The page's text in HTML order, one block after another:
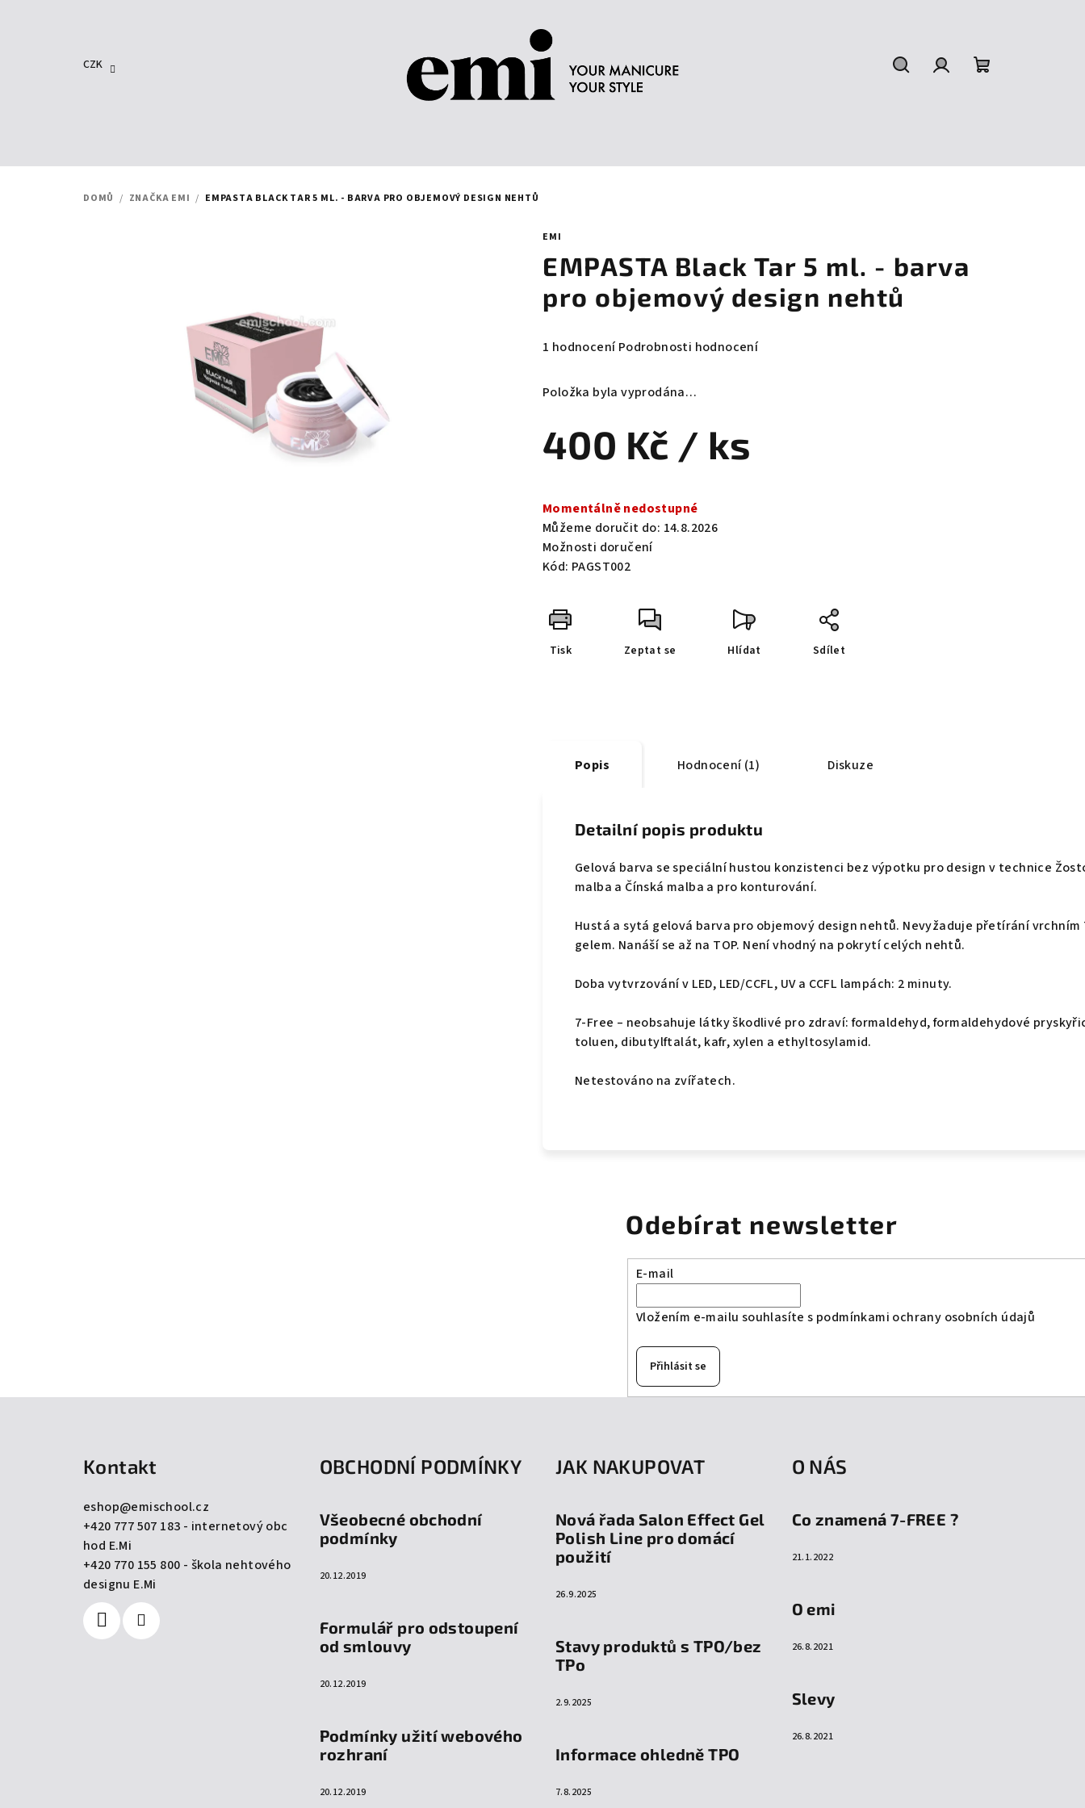
CZK
DOMŮ / ZNAČKA EMI / EMPASTA BLACK TAR 5 ML. - BARVA PRO OBJEMOVÝ DESIGN NEHTŮ
EMI
EMPASTA Black Tar 5 ml. - barva
pro objemový design nehtů
Průměrné
produktu
z
1 hodnocení Podrobnosti hodnocení
Položka byla vyprodána…
400 Kč / ks
cena:
Momentálně nedostupné
Můžeme doručit do: 14.8.2026
Možnosti doručení
Kód: PAGST002
Tisk Zeptat se Hlídat Sdílet
Popis Hodnocení (1) Diskuze
Detailní popis produktu
Gelová barva se speciální hustou konzistenci bez výpotku pro design v technice
malba a Čínská malba a pro konturování.
Hustá a sytá gelová barva pro objemový design nehtů. Nevyžaduje přetírání vrchním
gelem. Nanáší se až na TOP. Není vhodný na pokrytí celých nehtů.
Doba vytvrzování v LED, LED/CCFL, UV a CCFL lampách: 2 minuty.
7-Free – neobsahuje látky škodlivé pro zdraví: formaldehyd, formaldehydové
toluen, dibutylftalát, kafr, xylen a ethyltosylamid.
Netestováno na zvířatech.
Odebírat newsletter
E-mail
Vložením e-mailu souhlasíte s podmínkami ochrany osobních údajů
Přihlásit se
Kontakt
eshop@emischool.cz
+420 777 507 183 - internetový obc
hod E.Mi
+420 770 155 800 - škola nehtového
designu E.Mi
OBCHODNÍ PODMÍNKY
Všeobecné obchodní
podmínky
20.12.2019
Formulář pro odstoupení
od smlouvy
20.12.2019
Podmínky užití webového
rozhraní
20.12.2019
JAK NAKUPOVAT
Nová řada Salon Effect Gel
Polish Line pro domácí
použití
26.9.2025
Stavy produktů s TPO/bez
TPo
2.9.2025
Informace ohledně TPO
7.8.2025
O NÁS
Co znamená 7-FREE ?
21.1.2022
O emi
26.8.2021
Slevy
26.8.2021